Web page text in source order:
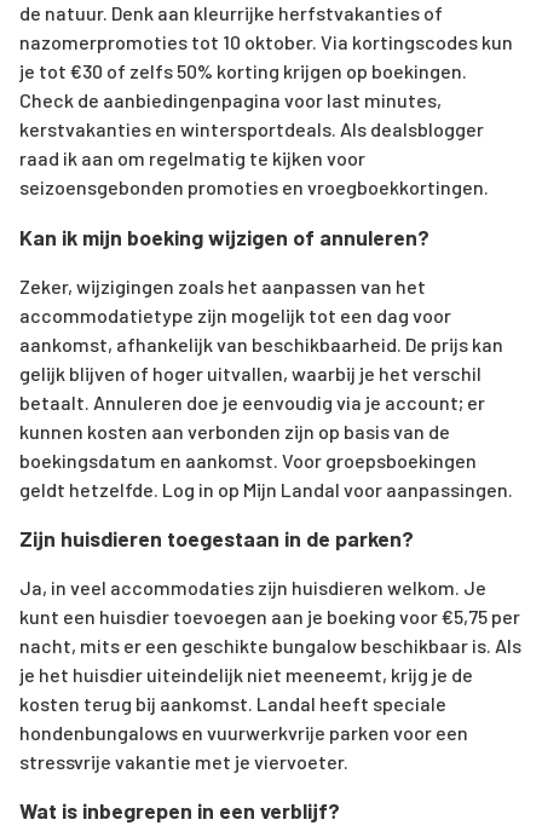
de natuur. Denk aan kleurrijke herfstvakanties of
nazomerpromoties tot 10 oktober. Via kortingscodes kun
je tot €30 of zelfs 50% korting krijgen op boekingen.
Check de aanbiedingenpagina voor last minutes,
kerstvakanties en wintersportdeals. Als dealsblogger
raad ik aan om regelmatig te kijken voor
seizoensgebonden promoties en vroegboekkortingen.
Kan ik mijn boeking wijzigen of annuleren?
Zeker, wijzigingen zoals het aanpassen van het
accommodatietype zijn mogelijk tot een dag voor
aankomst, afhankelijk van beschikbaarheid. De prijs kan
gelijk blijven of hoger uitvallen, waarbij je het verschil
betaalt. Annuleren doe je eenvoudig via je account; er
kunnen kosten aan verbonden zijn op basis van de
boekingsdatum en aankomst. Voor groepsboekingen
geldt hetzelfde. Log in op Mijn Landal voor aanpassingen.
Zijn huisdieren toegestaan in de parken?
Ja, in veel accommodaties zijn huisdieren welkom. Je
kunt een huisdier toevoegen aan je boeking voor €5,75 per
nacht, mits er een geschikte bungalow beschikbaar is. Als
je het huisdier uiteindelijk niet meeneemt, krijg je de
kosten terug bij aankomst. Landal heeft speciale
hondenbungalows en vuurwerkvrije parken voor een
stressvrije vakantie met je viervoeter.
Wat is inbegrepen in een verblijf?